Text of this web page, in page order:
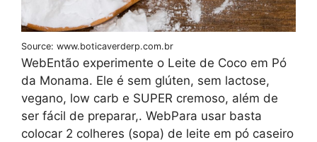
Source: www.boticaverderp.com.br
WebEntão experimente o Leite de Coco em Pó
da Monama. Ele é sem glúten, sem lactose,
vegano, low carb e SUPER cremoso, além de
ser fácil de preparar,. WebPara usar basta
colocar 2 colheres (sopa) de leite em pó caseiro